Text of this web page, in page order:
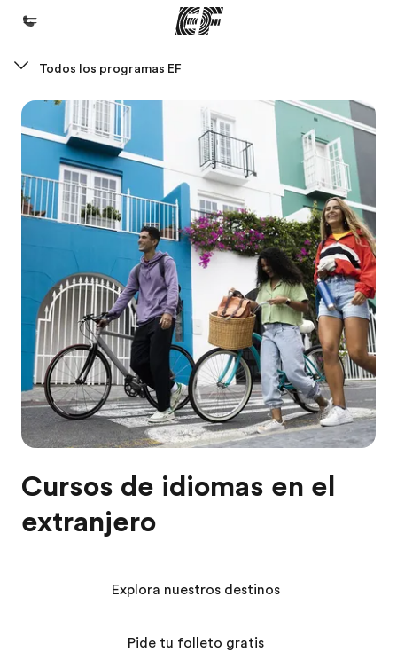
Bienvenido a EF
Programas
Ver todo lo que hacemos
Oficinas
Sobre nosotros
Quiénes somos
Trabajos
Únete al equipo
Todos los programas EF
Cursos de idiomas en el
extranjero
Explora nuestros destinos
Pide tu folleto gratis